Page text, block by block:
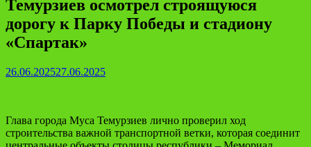
Темурзиев осмотрел строящуюся
дорогу к Парку Победы и стадиону
«Спартак»
26.06.202527.06.2025
Глава города Муса Темурзиев лично проверил ход
строительства важной транспортной ветки, которая соединит